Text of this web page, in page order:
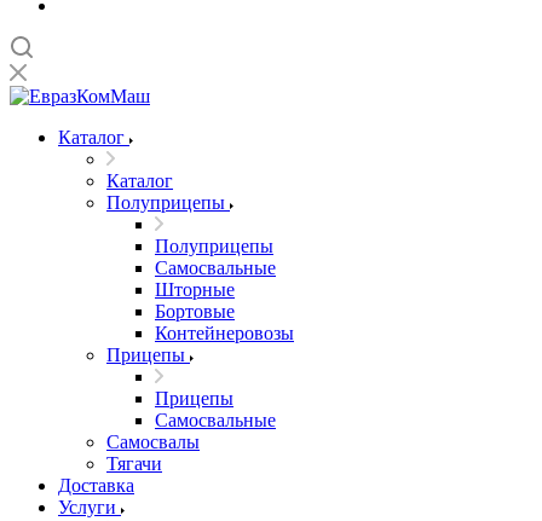
Каталог
Каталог
Полуприцепы
Полуприцепы
Самосвальные
Шторные
Бортовые
Контейнеровозы
Прицепы
Прицепы
Самосвальные
Самосвалы
Тягачи
Доставка
Услуги